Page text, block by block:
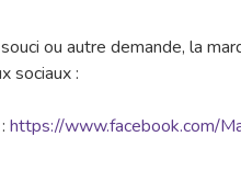
ou autre demande, la
sociaux :
https://www.facebook.com/